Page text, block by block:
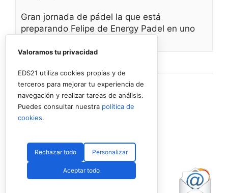
Gran jornada de pádel la que está
preparando Felipe de Energy Padel en uno
Valoramos tu privacidad
EDS21 utiliza cookies propias y de
terceros para mejorar tu experiencia de
navegación y realizar tareas de análisis.
Puedes consultar nuestra política de
cookies.
Rechazar todo Personalizar
Aceptar todo